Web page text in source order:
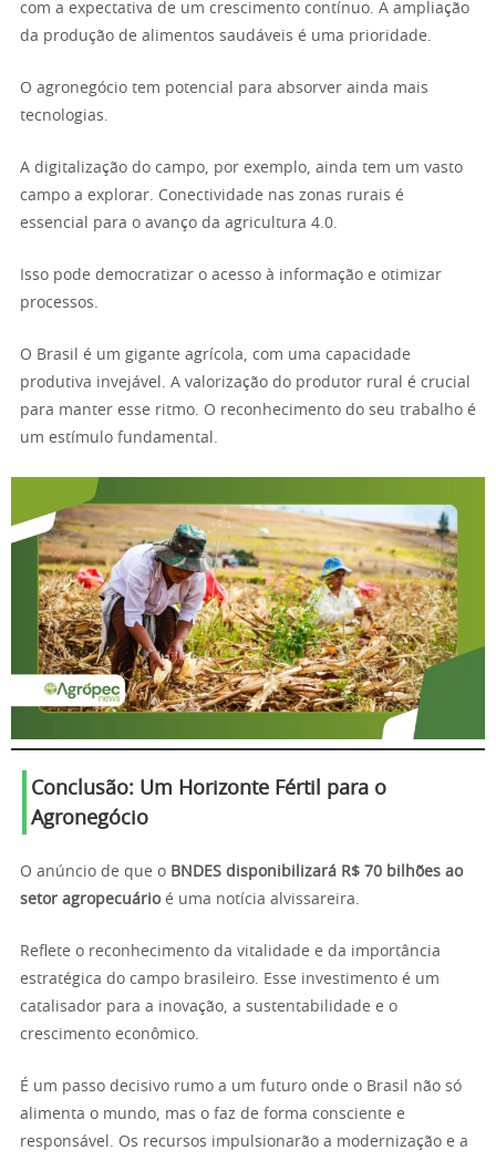
com a expectativa de um crescimento contínuo. A ampliação
da produção de alimentos saudáveis é uma prioridade.
O agronegócio tem potencial para absorver ainda mais
tecnologias.
A digitalização do campo, por exemplo, ainda tem um vasto
campo a explorar. Conectividade nas zonas rurais é
essencial para o avanço da agricultura 4.0.
Isso pode democratizar o acesso à informação e otimizar
processos.
O Brasil é um gigante agrícola, com uma capacidade
produtiva invejável. A valorização do produtor rural é crucial
para manter esse ritmo. O reconhecimento do seu trabalho é
um estímulo fundamental.
Conclusão: Um Horizonte Fértil para o
Agronegócio
O anúncio de que o BNDES disponibilizará R$ 70 bilhões ao
setor agropecuárioé uma notícia alvissareira.
Reflete o reconhecimento da vitalidade e da importância
estratégica do campo brasileiro. Esse investimento é um
catalisador para a inovação, a sustentabilidade e o
crescimento econômico.
É um passo decisivo rumo a um futuro onde o Brasil não só
alimenta o mundo, mas o faz de forma consciente e
responsável. Os recursos impulsionarão a modernização e a